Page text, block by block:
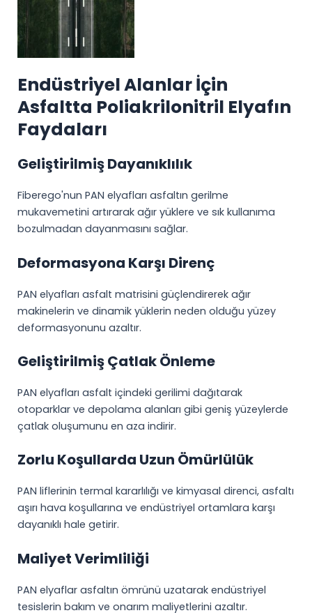
Endüstriyel Alanlar İçin
Asfaltta Poliakrilonitril Elyafın
Faydaları
Geliştirilmiş Dayanıklılık
Fiberego'nun PAN elyafları asfaltın gerilme
mukavemetini artırarak ağır yüklere ve sık kullanıma
bozulmadan dayanmasını sağlar.
Deformasyona Karşı Direnç
PAN elyafları asfalt matrisini güçlendirerek ağır
makinelerin ve dinamik yüklerin neden olduğu yüzey
deformasyonunu azaltır.
Geliştirilmiş Çatlak Önleme
PAN elyafları asfalt içindeki gerilimi dağıtarak
otoparklar ve depolama alanları gibi geniş yüzeylerde
çatlak oluşumunu en aza indirir.
Zorlu Koşullarda Uzun Ömürlülük
PAN liflerinin termal kararlılığı ve kimyasal direnci, asfaltı
aşırı hava koşullarına ve endüstriyel ortamlara karşı
dayanıklı hale getirir.
Maliyet Verimliliği
PAN elyaflar asfaltın ömrünü uzatarak endüstriyel
tesislerin bakım ve onarım maliyetlerini azaltır.